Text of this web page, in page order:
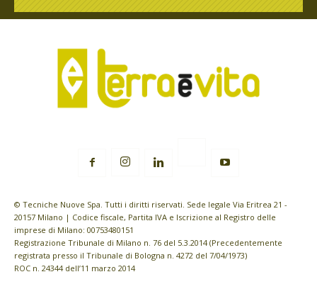
© Tecniche Nuove Spa. Tutti i diritti riservati. Sede legale Via Eritrea 21 -
20157 Milano | Codice fiscale, Partita IVA e Iscrizione al Registro delle
imprese di Milano: 00753480151
Registrazione Tribunale di Milano n. 76 del 5.3.2014 (Precedentemente
registrata presso il Tribunale di Bologna n. 4272 del 7/04/1973)
ROC n. 24344 dell’11 marzo 2014